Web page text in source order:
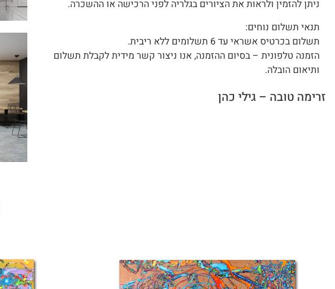
ניתן להזמין ולראות את הציורים בגלריה לפני הרכישה או ההשכרה.
תנאי תשלום נוחים:
תשלום בכרטיס אשראי עד 6 תשלומים ללא ריבית.
הזמנה טלפונית – בסיום ההזמנה, אנו ניצור קשר מידית לקבלת תשלום
ותיאום הובלה.
זרימה טובה – גילי כהן